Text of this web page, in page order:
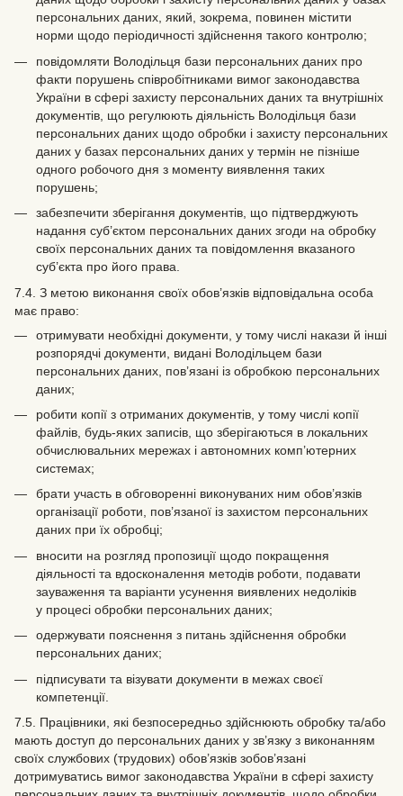
персональних даних, який, зокрема, повинен містити
норми щодо періодичності здійснення такого контролю;
повідомляти Володільця бази персональних даних про
факти порушень співробітниками вимог законодавства
України в сфері захисту персональних даних та внутрішніх
документів, що регулюють діяльність Володільця бази
персональних даних щодо обробки і захисту персональних
даних у базах персональних даних у термін не пізніше
одного робочого дня з моменту виявлення таких
порушень;
забезпечити зберігання документів, що підтверджують
надання суб’єктом персональних даних згоди на обробку
своїх персональних даних та повідомлення вказаного
суб’єкта про його права.
7.4. З метою виконання своїх обов’язків відповідальна особа
має право:
отримувати необхідні документи, у тому числі накази й інші
розпорядчі документи, видані Володільцем бази
персональних даних, пов’язані із обробкою персональних
даних;
робити копії з отриманих документів, у тому числі копії
файлів, будь-яких записів, що зберігаються в локальних
обчислювальних мережах і автономних комп’ютерних
системах;
брати участь в обговоренні виконуваних ним обов’язків
організації роботи, пов’язаної із захистом персональних
даних при їх обробці;
вносити на розгляд пропозиції щодо покращення
діяльності та вдосконалення методів роботи, подавати
зауваження та варіанти усунення виявлених недоліків
у процесі обробки персональних даних;
одержувати пояснення з питань здійснення обробки
персональних даних;
підписувати та візувати документи в межах своєї
компетенції.
7.5. Працівники, які безпосередньо здійснюють обробку та/або
мають доступ до персональних даних у зв’язку з виконанням
своїх службових (трудових) обов’язків зобов’язані
дотримуватись вимог законодавства України в сфері захисту